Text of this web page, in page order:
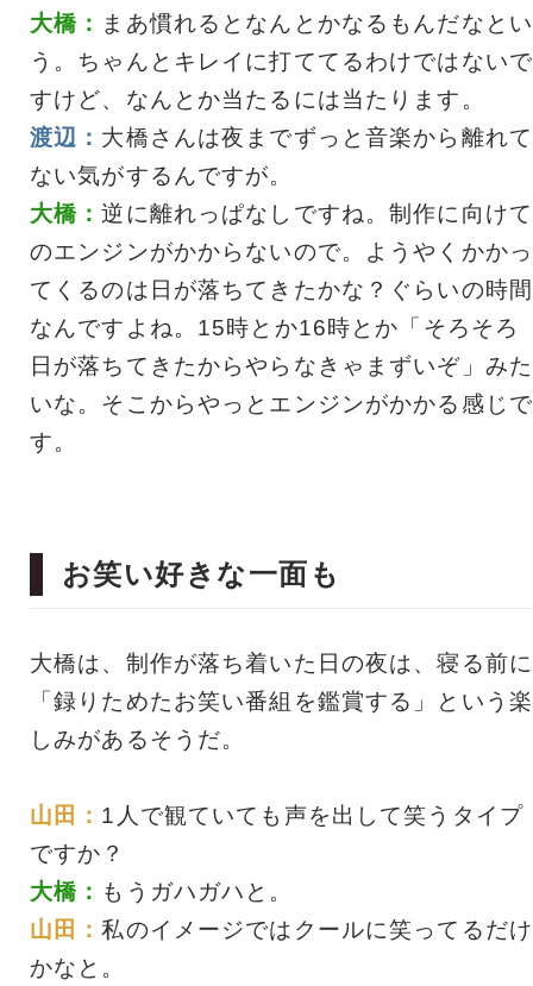
大橋： まあ慣れるとなんとかなるもんだなとい
う。ちゃんとキレイに打ててるわけではないで
すけど、なんとか当たるには当たります。
渡辺： 大橋さんは夜までずっと音楽から離れて
ない気がするんですが。
大橋：逆に離れっぱなしですね。制作に向けて
のエンジンがかからないので。ようやくかかっ
てくるのは日が落ちてきたかな？ぐらいの時間
なんですよね。15時とか16時とか「そろそろ
日が落ちてきたからやらなきゃまずいぞ」みた
いな。そこからやっとエンジンがかかる感じで
す。
お笑い好きな一面も
大橋は、制作が落ち着いた日の夜は、寝る前に
「録りためたお笑い番組を鑑賞する」という楽
しみがあるそうだ。
山田： 1人で観ていても声を出して笑うタイプ
ですか？
大橋： もうガハガハと。
山田：私のイメージではクールに笑ってるだけ
かなと。